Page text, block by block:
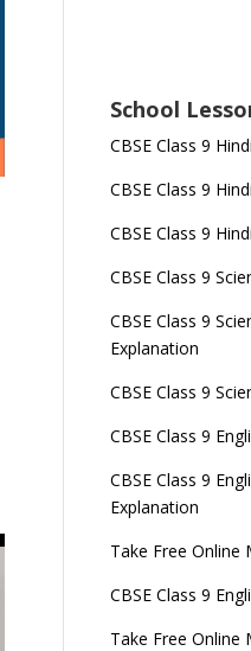
School
CBSE Class 9
CBSE Class 9
CBSE Class 9
CBSE Class 9
CBSE Class 9
Explanation
CBSE Class 9
CBSE Class 9
CBSE Class 9
Explanation
Take Free Online
CBSE Class 9
Take Free Online